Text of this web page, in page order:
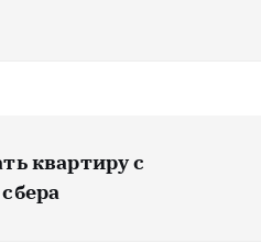
квартиру с